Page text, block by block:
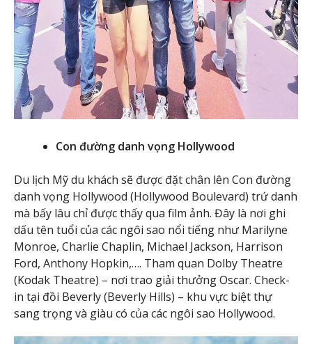
Con đường danh vọng Hollywood
Du lịch Mỹ du khách sẽ được đặt chân lên Con đường
danh vọng Hollywood (Hollywood Boulevard) trứ danh
mà bấy lâu chỉ được thấy qua film ảnh. Đây là nơi ghi
dấu tên tuổi của các ngôi sao nổi tiếng như Marilyne
Monroe, Charlie Chaplin, Michael Jackson, Harrison
Ford, Anthony Hopkin,…. Tham quan Dolby Theatre
(Kodak Theatre) – nơi trao giải thưởng Oscar. Check-
in tại đồi Beverly (Beverly Hills) – khu vực biệt thự
sang trọng và giàu có của các ngôi sao Hollywood.